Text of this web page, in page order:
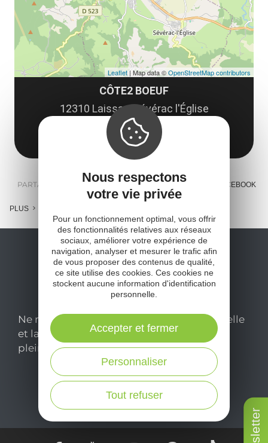
CÔTE2 BOEUF
12310 Laissac-Sévérac l'Église
Obtenir l'itinéraire
Leaflet| Map data ©OpenStreetMap contributors
PARTAGER : E-MAIL MESSENGER FACEBOOK
PLUS
Ne manquez pas notre newsletter mensuelle
et laissez-vous inspirer pour profiter
pleinement de votre séjour en Aveyron.
Je m'abonne ici
Nous respectons
votre vie privée
Pour un fonctionnement optimal, vous offrir
des fonctionnalités relatives aux réseaux
sociaux, améliorer votre expérience de
navigation, analyser et mesurer le trafic afin
de vous proposer des contenus de qualité,
ce site utilise des cookies. Ces cookies ne
stockent aucune information d'identification
personnelle.
Tout refuser
Personnaliser
Accepter et fermer